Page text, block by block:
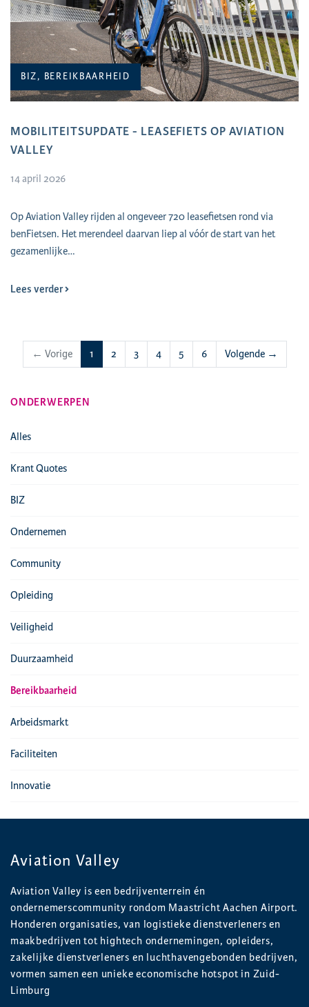
BIZ, BEREIKBAARHEID
MOBILITEITSUPDATE - LEASEFIETS OP AVIATION
VALLEY
14 april 2026
Op Aviation Valley rijden al ongeveer 720 leasefietsen rond via
benFietsen. Het merendeel daarvan liep al vóór de start van het
gezamenlijke…
Lees verder
← Vorige 1 (huidige)
2 3 4 5 6 Volgende →
ONDERWERPEN
Alles
Krant Quotes
BIZ
Ondernemen
Community
Opleiding
Veiligheid
Duurzaamheid
Bereikbaarheid
Arbeidsmarkt
Faciliteiten
Innovatie
Aviation Valley
Aviation Valley is een bedrijventerrein én
ondernemerscommunity rondom Maastricht Aachen Airport.
Honderen organisaties, van logistieke dienstverleners en
maakbedrijven tot hightech ondernemingen, opleiders,
zakelijke dienstverleners en luchthavengebonden bedrijven,
vormen samen een unieke economische hotspot in Zuid-
Limburg